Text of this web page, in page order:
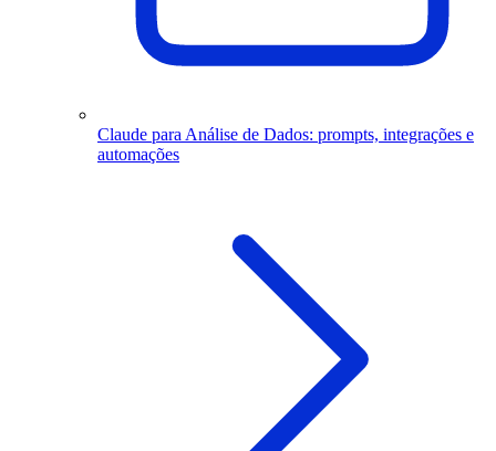
Claude para Análise de Dados: prompts, integrações e
automações